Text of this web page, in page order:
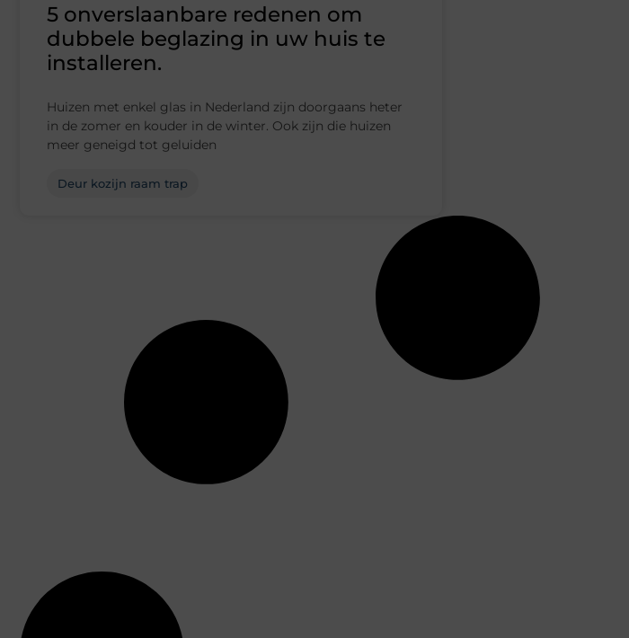
5 onverslaanbare redenen om
dubbele beglazing in uw huis te
installeren.
Huizen met enkel glas in Nederland zijn doorgaans heter
in de zomer en kouder in de winter. Ook zijn die huizen
meer geneigd tot geluiden
Deur kozijn raam trap